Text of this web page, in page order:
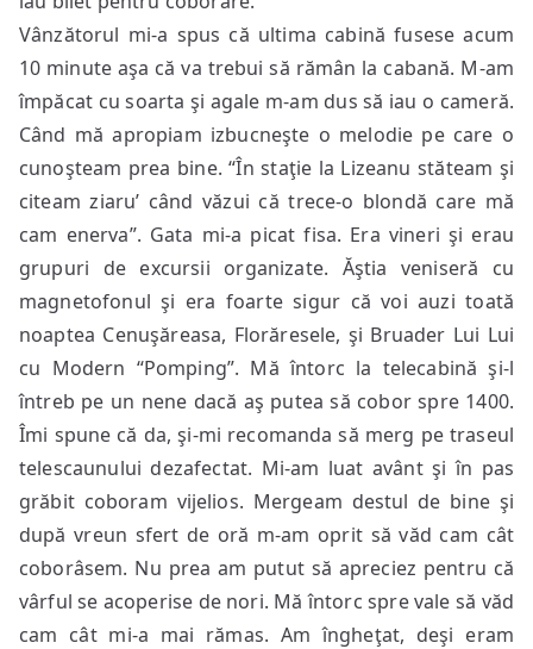
Vânzătorul mi-a spus că ultima cabină fusese acum
10 minute aşa că va trebui să rămân la cabană. M-am
împăcat cu soarta şi agale m-am dus să iau o cameră.
Când mă apropiam izbucneşte o melodie pe care o
cunoşteam prea bine. “În staţie la Lizeanu stăteam şi
citeam ziaru’ când văzui că trece-o blondă care mă
cam enerva”. Gata mi-a picat fisa. Era vineri şi erau
grupuri de excursii organizate. Ăştia veniseră cu
magnetofonul şi era foarte sigur că voi auzi toată
noaptea Cenuşăreasa, Florăresele, şi Bruader Lui Lui
cu Modern “Pomping”. Mă întorc la telecabină şi-l
întreb pe un nene dacă aş putea să cobor spre 1400.
Îmi spune că da, şi-mi recomanda să merg pe traseul
telescaunului dezafectat. Mi-am luat avânt şi în pas
grăbit coboram vijelios. Mergeam destul de bine şi
după vreun sfert de oră m-am oprit să văd cam cât
coborâsem. Nu prea am putut să apreciez pentru că
vârful se acoperise de nori. Mă întorc spre vale să văd
cam cât mi-a mai rămas. Am îngheţat, deşi eram